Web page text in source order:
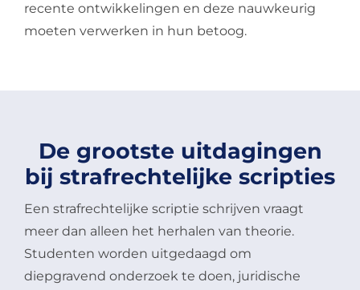
recente ontwikkelingen en deze nauwkeurig
moeten verwerken in hun betoog.
De grootste uitdagingen
bij strafrechtelijke scripties
Een strafrechtelijke scriptie schrijven vraagt
meer dan alleen het herhalen van theorie.
Studenten worden uitgedaagd om
diepgravend onderzoek te doen, juridische